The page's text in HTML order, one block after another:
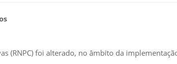
(RNPC) foi alterado, no âmbito da